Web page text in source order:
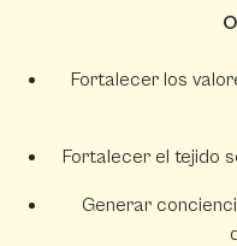
Fortalecer los
Fortalecer el tejido
Generar